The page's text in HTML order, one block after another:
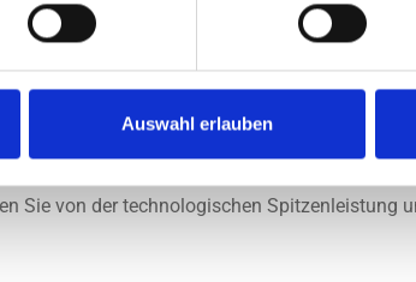
Auswahl erlauben
Sie von der technologischen Spitzenleistung